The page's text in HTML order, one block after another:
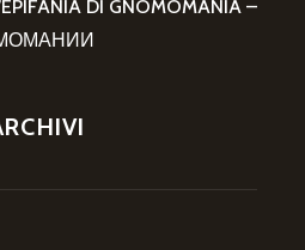
DI GNOMOMANIA –